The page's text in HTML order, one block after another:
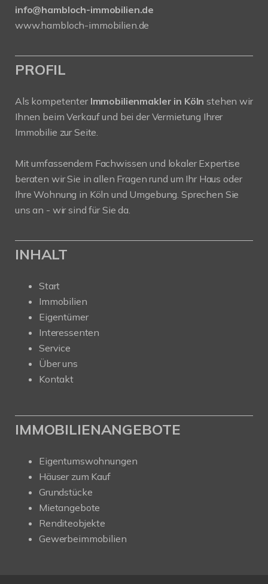
info@hambloch-immobilien.de
www.hambloch-immobilien.de
PROFIL
Als kompetenter Immobilienmakler in Köln stehen wir
Ihnen beim Verkauf und bei der Vermietung Ihrer
Immobilie zur Seite.
Mit umfassendem Fachwissen und lokaler Expertise
beraten wir Sie in allen Fragen rund um Ihr Haus oder
Ihre Wohnung in Köln und Umgebung. Sprechen Sie
uns an - wir sind für Sie da.
INHALT
Start
Immobilien
Eigentümer
Interessenten
Service
Über uns
Kontakt
IMMOBILIENANGEBOTE
Eigentumswohnungen
Häuser zum Kauf
Grundstücke
Mietangebote
Renditeobjekte
Gewerbeimmobilien